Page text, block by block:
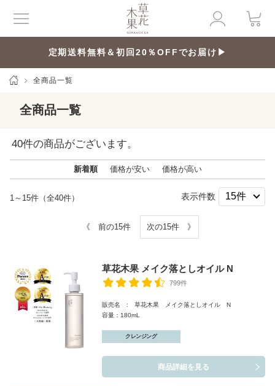
定期送料無料＆初回20％OFFでお届け▶
全商品一覧
全商品一覧
40件の商品がございます。
新着順 価格が安い 価格が高い
1～15件（全40件） 表示件数
《 前の15件 次の15件 》
草花木果 メイク落としオイル N
799件
販売名 : 草花木果 メイク落としオイル N
容量：180mL
クレンジング
商品詳細を見る